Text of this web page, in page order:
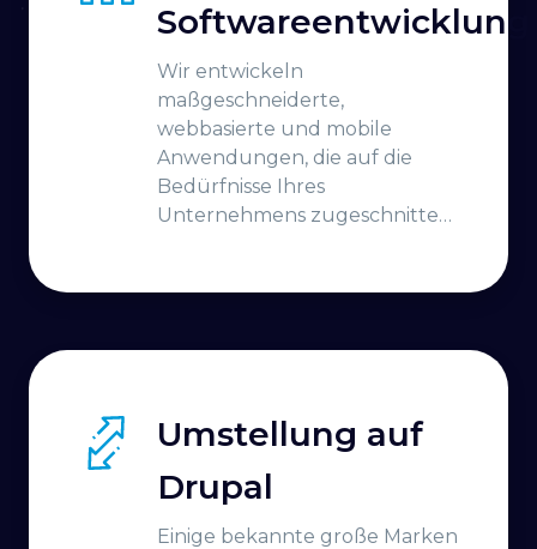
Softwareentwicklung
Wir entwickeln
maßgeschneiderte,
webbasierte und mobile
Anwendungen, die auf die
Bedürfnisse Ihres
Unternehmens zugeschnitten
Umstellung auf
Drupal
Einige bekannte große Marken